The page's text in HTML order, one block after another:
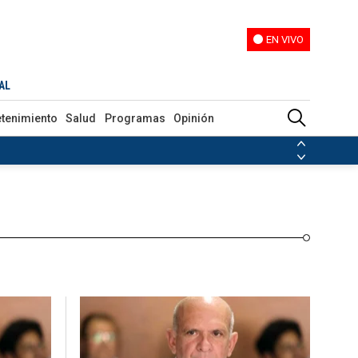
EN VIVO
Salud Programas Opinión
Venezuela Nicolás Maduro
de las FARC